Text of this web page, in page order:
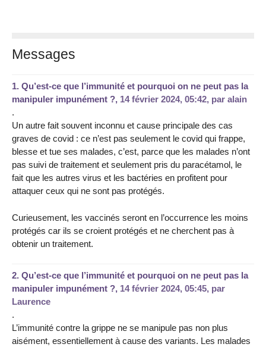
Messages
1. Qu’est-ce que l’immunité et pourquoi on ne peut pas la
manipuler impunément ?, 14 février 2024, 05:42, par alain
.
Un autre fait souvent inconnu et cause principale des cas
graves de covid : ce n’est pas seulement le covid qui frappe,
blesse et tue ses malades, c’est, parce que les malades n’ont
pas suivi de traitement et seulement pris du paracétamol, le
fait que les autres virus et les bactéries en profitent pour
attaquer ceux qui ne sont pas protégés.
Curieusement, les vaccinés seront en l’occurrence les moins
protégés car ils se croient protégés et ne cherchent pas à
obtenir un traitement.
2. Qu’est-ce que l’immunité et pourquoi on ne peut pas la
manipuler impunément ?, 14 février 2024, 05:45, par
Laurence
.
L’immunité contre la grippe ne se manipule pas non plus
aisément, essentiellement à cause des variants. Les malades